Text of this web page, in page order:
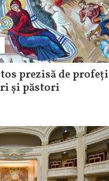
prezisă de profeți
și păstori